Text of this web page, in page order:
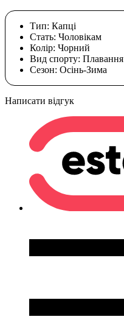
Тип: Капці
Стать: Чоловікам
Колір: Чорний
Вид спорту: Плавання
Сезон: Осінь-Зима
Написати відгук